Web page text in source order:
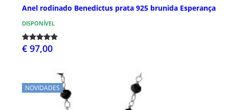
Anel rodinado Benedictus prata 925 brunida Esperança
DISPONÍVEL
€ 97,00
NOVIDADES